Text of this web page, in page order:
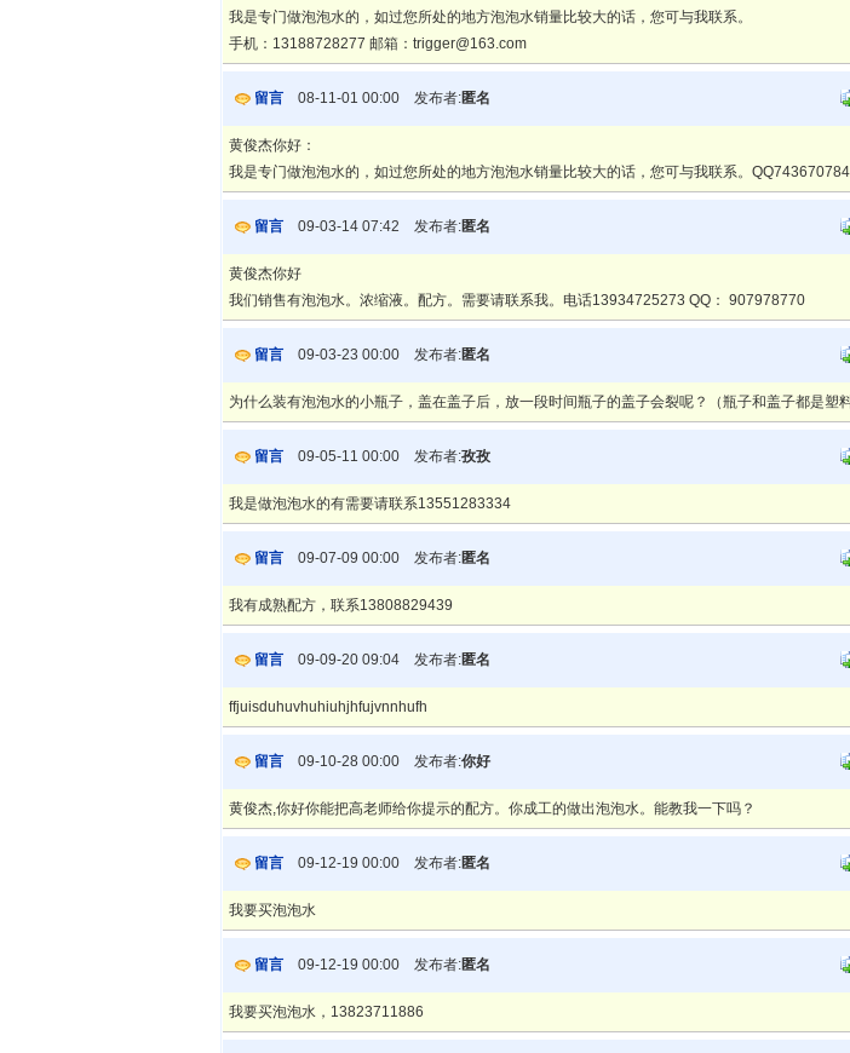
我是专门做泡泡水的，如过您所处的地方泡泡水销量比较大的话，您可与我联系。
手机：13188728277 邮箱：trigger@163.com
留言 08-11-01 00:00 发布者:匿名
黄俊杰你好：
我是专门做泡泡水的，如过您所处的地方泡泡水销量比较大的话，您可与我联系。QQ743670784
留言 09-03-14 07:42 发布者:匿名
黄俊杰你好
我们销售有泡泡水。浓缩液。配方。需要请联系我。电话13934725273 QQ： 907978770
留言 09-03-23 00:00 发布者:匿名
为什么装有泡泡水的小瓶子，盖在盖子后，放一段时间瓶子的盖子会裂呢？（瓶子和盖子都是塑料
留言 09-05-11 00:00 发布者:孜孜
我是做泡泡水的有需要请联系13551283334
留言 09-07-09 00:00 发布者:匿名
我有成熟配方，联系13808829439
留言 09-09-20 09:04 发布者:匿名
ffjuisduhuvhuhiuhjhfujvnnhufh
留言 09-10-28 00:00 发布者:你好
黄俊杰,你好你能把高老师给你提示的配方。你成工的做出泡泡水。能教我一下吗？
留言 09-12-19 00:00 发布者:匿名
我要买泡泡水
留言 09-12-19 00:00 发布者:匿名
我要买泡泡水，13823711886